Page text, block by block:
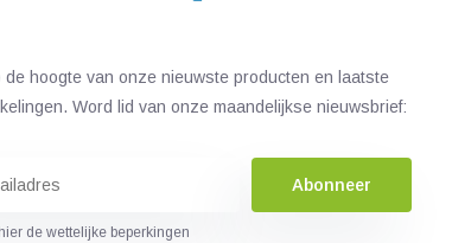
de hoogte van onze nieuwste producten en laatste
Word lid van onze maandelijkse nieuwsbrief:
Abonneer
de wettelijke beperkingen